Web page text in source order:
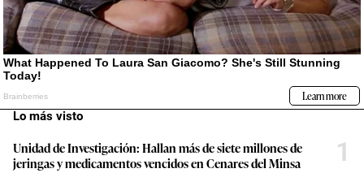
Lo más visto
Unidad de Investigación: Hallan más de siete millones de
jeringas y medicamentos vencidos en Cenares del Minsa
1